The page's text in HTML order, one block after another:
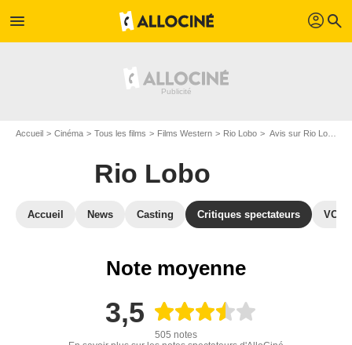
menu profil search
Accueil Cinéma Tous les films Films Western Rio Lobo Avis sur Rio Lobo
Rio Lobo
Accueil News Casting Critiques spectateurs VOD
Note moyenne
3,5
505 notes